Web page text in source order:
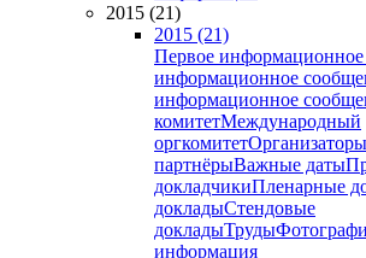
2015 (21)
2015 (21)
Первое
информационное
информационное
комитетМеждународный
оргкомитетОрганизаторы
партнёрыВажные даты
докладчикиПленарные
докладыСтендовые
докладыТруды
информация